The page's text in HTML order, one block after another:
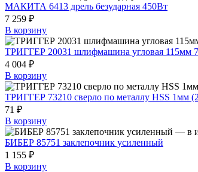
МАКИТА 6413 дрель безударная 450Вт
7 259 ₽
В корзину
ТРИГГЕР 20031 шлифмашина угловая 115мм
4 004 ₽
В корзину
ТРИГГЕР 73210 сверло по металлу HSS 1мм
71 ₽
В корзину
БИБЕР 85751 заклепочник усиленный
1 155 ₽
В корзину